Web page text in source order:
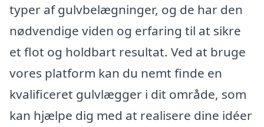
typer af gulvbelægninger, og de har den
nødvendige viden og erfaring til at sikre
et flot og holdbart resultat. Ved at bruge
vores platform kan du nemt finde en
kvalificeret gulvlægger i dit område, som
kan hjælpe dig med at realisere dine idéer